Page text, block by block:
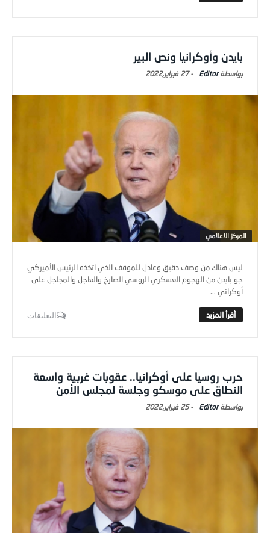
بايدن وأوكرانيا ونص البير
Editor
-27 فبراير,2022
المركز الاعلامي
ليس هناك من وصف دقيق وعادل للموقف الذي اتخذه الرئيس الأميركي
جو بايدن من الهجوم العسكري الروسي الصارخ والعاجل والمجلجل على
أوكراني ...
التعليقات
حرب روسيا على أوكرانيا.. عقوبات غربية واسعة
النطاق على موسكو وجلسة لمجلس الأمن
Editor
-25 فبراير,2022